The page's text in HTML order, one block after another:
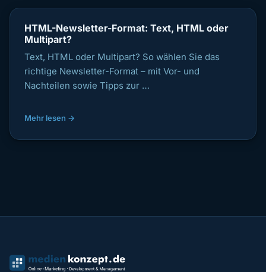
HTML-Newsletter-Format: Text, HTML oder
Multipart?
Text, HTML oder Multipart? So wählen Sie das
richtige Newsletter-Format – mit Vor- und
Nachteilen sowie Tipps zur …
Mehr lesen →